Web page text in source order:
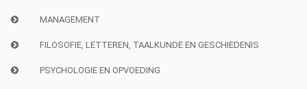
MANAGEMENT
FILOSOFIE, LETTEREN, TAALKUNDE EN GESCHIEDENIS
PSYCHOLOGIE EN OPVOEDING